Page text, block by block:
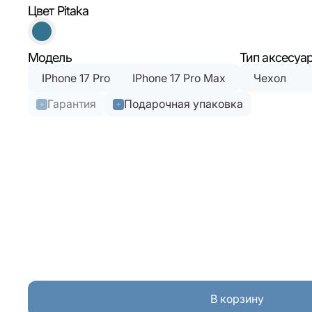
Цвет Pitaka
Модель
IPhone 17 Pro IPhone 17 Pro Max
Тип
Чехол
Гарантия
Подарочная упаковка
В корзину